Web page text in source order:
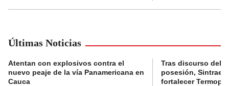
Últimas Noticias
Atentan con explosivos contra el
nuevo peaje de la vía Panamericana en
Cauca
Tras discurso del
posesión,
fortalecer